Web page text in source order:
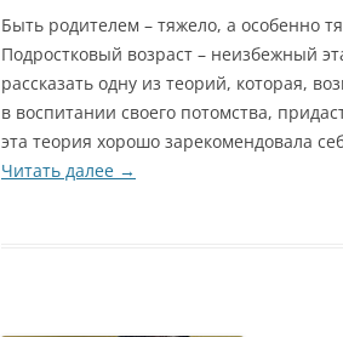
Быть родителем – тяжело, а особенно
Подростковый возраст – неизбежный
рассказать одну из теорий, которая,
в воспитании своего потомства,
эта теория хорошо зарекомендовала
Читать далее →